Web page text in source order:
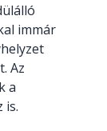
immár
Az
a
is.